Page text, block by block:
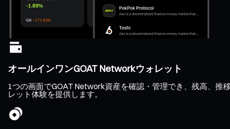
オールインワンGOAT Networkウォレット
1つの画面でGOAT Network資産を確認・管理でき、残高、推
レット体験を提供します。